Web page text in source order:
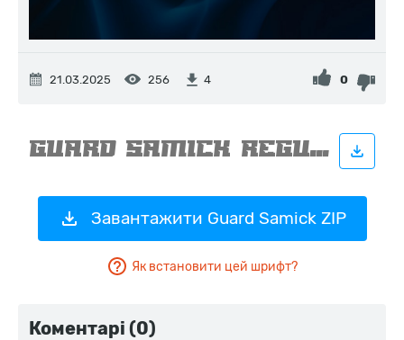
21.03.2025 256 4 0
Завантажити Guard Samick ZIP
Як встановити цей шрифт?
Коментарі (0)